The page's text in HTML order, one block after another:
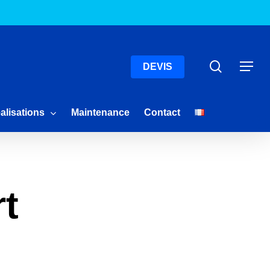
DEVIS Menu
Maintenance Contact